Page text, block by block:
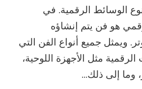
الوسائط الرقمية. في
هو فن يتم إنشاؤه
ويمثل جميع أنواع الفن التي
مثل الأجهزة اللوحية،
وما إلى ذلك…